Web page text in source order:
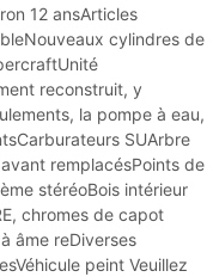
12 ansArticles
cylindres de
reconstruit, y
la pompe à eau,
SUArbre
remplacésPoints de
stéréoBois intérieur
chromes de capot
âme reDiverses
peint Veuillez